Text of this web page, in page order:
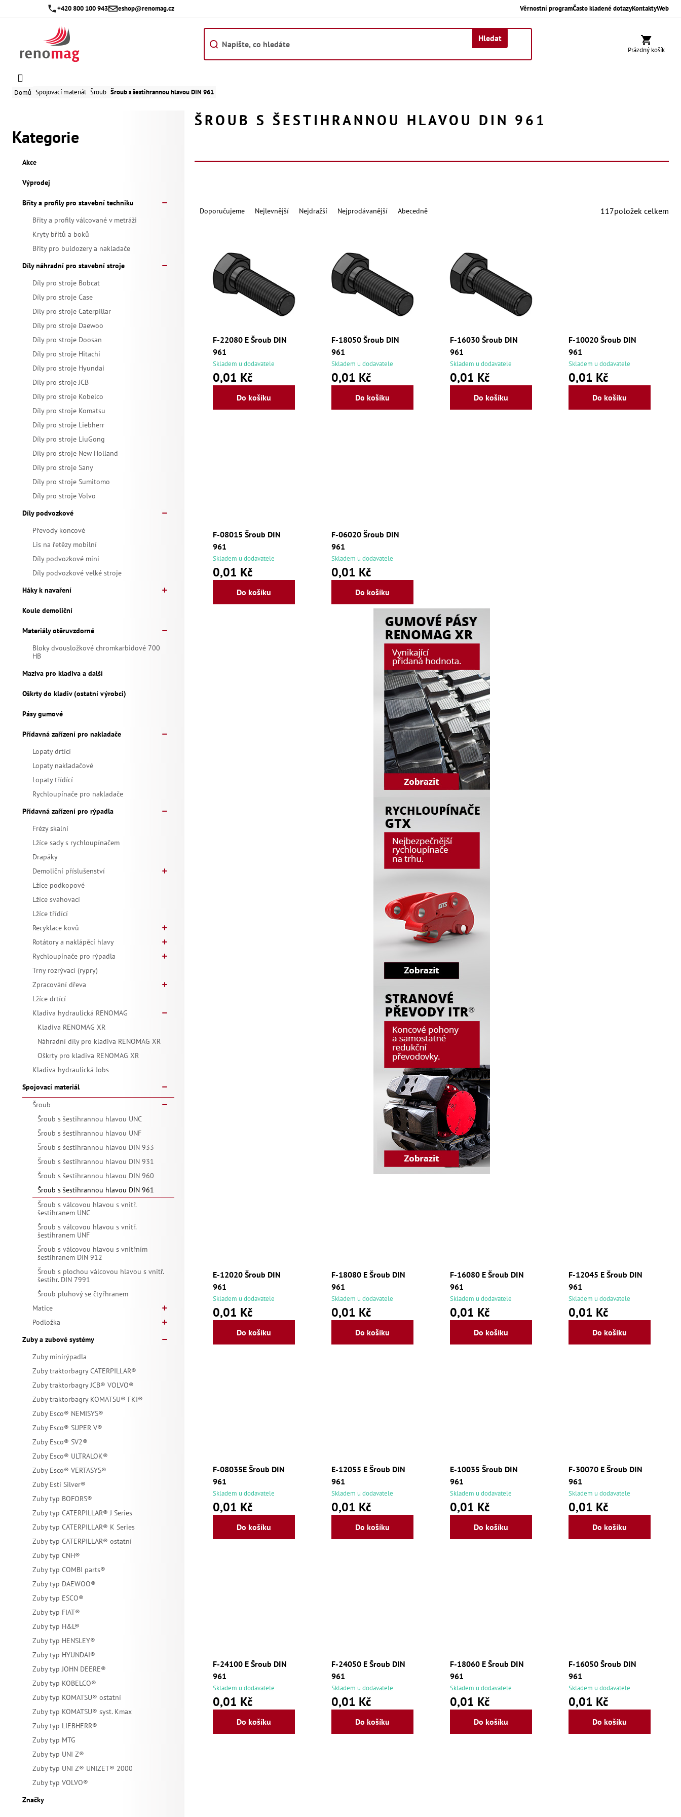
+420 800 100 943 eshop@renomag.cz Věrnostní programČasto kladené dotazyKontaktyWeb
Hledat
Nákupní
Prázdný košík
Domů Spojovací materiál Šroub Šroub s šestihrannou hlavou DIN 961
o
n
Přeskočit
kategorie
Kategorie
Akce
Výprodej
Břity a profily pro stavební techniku
Břity a profily válcované v metráži
Kryty břitů a boků
Břity pro buldozery a nakladače
Díly náhradní pro stavební stroje
Díly pro stroje Bobcat
Díly pro stroje Case
Díly pro stroje Caterpillar
Díly pro stroje Daewoo
Díly pro stroje Doosan
Díly pro stroje Hitachi
Díly pro stroje Hyundai
Díly pro stroje JCB
Díly pro stroje Kobelco
Díly pro stroje Komatsu
Díly pro stroje Liebherr
Díly pro stroje LiuGong
Díly pro stroje New Holland
Díly pro stroje Sany
Díly pro stroje Sumitomo
Díly pro stroje Volvo
Díly podvozkové
Převody koncové
Lis na řetězy mobilní
Díly podvozkové mini
Díly podvozkové velké stroje
Háky k navaření
Koule demoliční
Materiály otěruvzdorné
Bloky dvousložkové chromkarbidové 700
HB
Maziva pro kladiva a další
Oškrty do kladiv (ostatní výrobci)
Pásy gumové
Přídavná zařízení pro nakladače
Lopaty drtící
Lopaty nakladačové
Lopaty třídící
Rychloupínače pro nakladače
Přídavná zařízení pro rýpadla
Frézy skalní
Lžíce sady s rychloupínačem
Drapáky
Demoliční příslušenství
Lžíce podkopové
Lžíce svahovací
Lžíce třídící
Recyklace kovů
Rotátory a naklápěcí hlavy
Rychloupínače pro rýpadla
Trny rozrývací (rypry)
Zpracování dřeva
Lžíce drtící
Kladiva hydraulická RENOMAG
Kladiva RENOMAG XR
Náhradní díly pro kladiva RENOMAG XR
Oškrty pro kladiva RENOMAG XR
Kladiva hydraulická Jobs
Spojovací materiál
Šroub
Šroub s šestihrannou hlavou UNC
Šroub s šestihrannou hlavou UNF
Šroub s šestihrannou hlavou DIN 933
Šroub s šestihrannou hlavou DIN 931
Šroub s šestihrannou hlavou DIN 960
Šroub s šestihrannou hlavou DIN 961
Šroub s válcovou hlavou s vnitř.
šestihranem UNC
Šroub s válcovou hlavou s vnitř.
šestihranem UNF
Šroub s válcovou hlavou s vnitřním
šestihranem DIN 912
Šroub s plochou válcovou hlavou s vnitř.
šestihr. DIN 7991
Šroub pluhový se čtyřhranem
Matice
Podložka
Zuby a zubové systémy
Zuby minirýpadla
Zuby traktorbagry CATERPILLAR®
Zuby traktorbagry JCB® VOLVO®
Zuby traktorbagry KOMATSU® FKI®
Zuby Esco® NEMISYS®
Zuby Esco® SUPER V®
Zuby Esco® SV2®
Zuby Esco® ULTRALOK®
Zuby Esco® VERTASYS®
Zuby Esti Silver®
Zuby typ BOFORS®
Zuby typ CATERPILLAR® J Series
Zuby typ CATERPILLAR® K Series
Zuby typ CATERPILLAR® ostatní
Zuby typ CNH®
Zuby typ COMBI parts®
Zuby typ DAEWOO®
Zuby typ ESCO®
Zuby typ FIAT®
Zuby typ H&L®
Zuby typ HENSLEY®
Zuby typ HYUNDAI®
Zuby typ JOHN DEERE®
Zuby typ KOBELCO®
Zuby typ KOMATSU® ostatní
Zuby typ KOMATSU® syst. Kmax
Zuby typ LIEBHERR®
Zuby typ MTG
Zuby typ UNI Z®
Zuby typ UNI Z® UNIZET® 2000
Zuby typ VOLVO®
Značky
ŠROUB S ŠESTIHRANNOU HLAVOU DIN 961
Ř
Doporučujeme Nejlevnější Nejdražší Nejprodávanější Abecedně 117položek celkem
ý
F-22080 E Šroub DIN
961
Skladem u dodavatele
0,01 Kč
Do košíku
F-18050 Šroub DIN
961
Skladem u dodavatele
0,01 Kč
Do košíku
F-16030 Šroub DIN
961
Skladem u dodavatele
0,01 Kč
Do košíku
F-10020 Šroub DIN
961
Skladem u dodavatele
0,01 Kč
Do košíku
F-08015 Šroub DIN
961
Skladem u dodavatele
0,01 Kč
Do košíku
F-06020 Šroub DIN
961
Skladem u dodavatele
0,01 Kč
Do košíku
E-12020 Šroub DIN
961
Skladem u dodavatele
0,01 Kč
Do košíku
F-18080 E Šroub DIN
961
Skladem u dodavatele
0,01 Kč
Do košíku
F-16080 E Šroub DIN
961
Skladem u dodavatele
0,01 Kč
Do košíku
F-12045 E Šroub DIN
961
Skladem u dodavatele
0,01 Kč
Do košíku
F-08035E Šroub DIN
961
Skladem u dodavatele
0,01 Kč
Do košíku
E-12055 E Šroub DIN
961
Skladem u dodavatele
0,01 Kč
Do košíku
E-10035 Šroub DIN
961
Skladem u dodavatele
0,01 Kč
Do košíku
F-30070 E Šroub DIN
961
Skladem u dodavatele
0,01 Kč
Do košíku
F-24100 E Šroub DIN
961
Skladem u dodavatele
0,01 Kč
Do košíku
F-24050 E Šroub DIN
961
Skladem u dodavatele
0,01 Kč
Do košíku
F-18060 E Šroub DIN
961
Skladem u dodavatele
0,01 Kč
Do košíku
F-16050 Šroub DIN
961
Skladem u dodavatele
0,01 Kč
Do košíku